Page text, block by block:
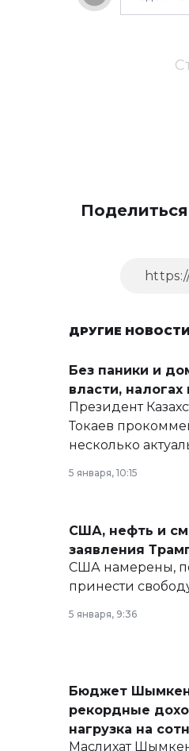
ДРУГИЕ НОВОСТИ
Без паники и
власти,
Президент
Токаев
несколько
армии,
5 января, 10:15
США, нефть и
заявления
США намерены,
принести
5 января, 9:36
Бюджет
рекордные
нагрузка на
Маслихат